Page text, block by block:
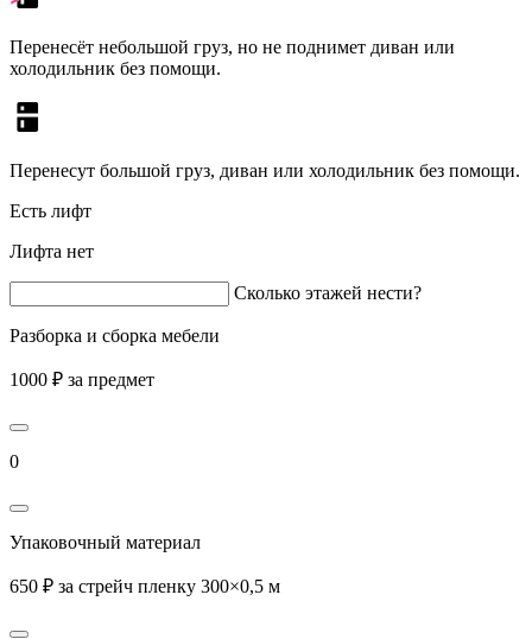
Перенесёт небольшой груз, но не поднимет диван или
холодильник без помощи.
Перенесут большой груз, диван или холодильник без помощи.
Есть лифт
Лифта нет
Сколько этажей нести?
Разборка и сборка мебели
1000 ₽ за предмет
0
Упаковочный материал
650 ₽ за стрейч пленку 300×0,5 м